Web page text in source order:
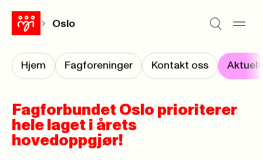
Oslo
Hjem Fagforeninger Kontakt oss Aktuelt
Fagforbundet Oslo prioriterer
hele laget i årets
hovedoppgjør!